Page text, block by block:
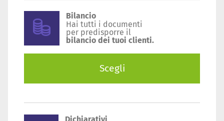
Bilancio
Hai tutti i documenti
per predisporre il
bilancio dei tuoi clienti.
Scegli